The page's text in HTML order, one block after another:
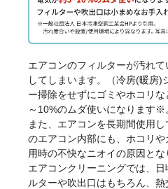
エアコンのフィルターが汚れ
してしまいます。（冷房(暖房)
ー掃除をせずにゴミやホコリ
～10%のムダ使いになります※
また、エアコンを長期間使用
のエアコン内部にも、ホコリ
用時の不快なニオイの原因とな
エアコンクリーニングでは、
ルターや吹出口はもちろん、